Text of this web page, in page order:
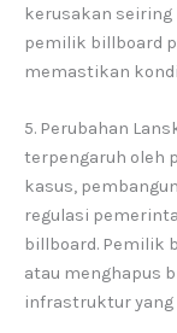
kerusakan seiring
pemilik billboard
memastikan
5. Perubahan
terpengaruh oleh
kasus,
regulasi
billboard. Pemilik
atau menghapus
infrastruktur